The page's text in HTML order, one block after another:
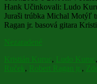
Hank Učinkovali: Ludo
Juraši trúbka Michal Motýľ
Ragan jr. basová gitara
Nezaradené
Kristián Kuruc, Ludo Kuruc,
Ruček, Robert Ragan jr. ,